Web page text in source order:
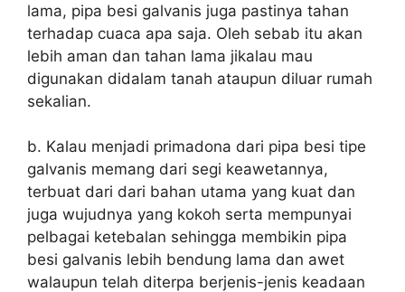
lama, pipa besi galvanis juga pastinya tahan
terhadap cuaca apa saja. Oleh sebab itu akan
lebih aman dan tahan lama jikalau mau
digunakan didalam tanah ataupun diluar rumah
sekalian.
b. Kalau menjadi primadona dari pipa besi tipe
galvanis memang dari segi keawetannya,
terbuat dari dari bahan utama yang kuat dan
juga wujudnya yang kokoh serta mempunyai
pelbagai ketebalan sehingga membikin pipa
besi galvanis lebih bendung lama dan awet
walaupun telah diterpa berjenis-jenis keadaan